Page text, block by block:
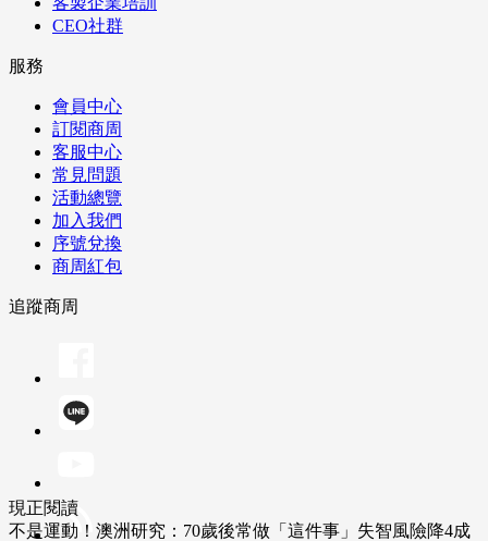
CEO社群
服務
會員中心
訂閱商周
客服中心
常見問題
活動總覽
加入我們
序號兌換
商周紅包
追蹤商周
現正閱讀
不是運動！澳洲研究：70歲後常做「這件事」失智風險降4成